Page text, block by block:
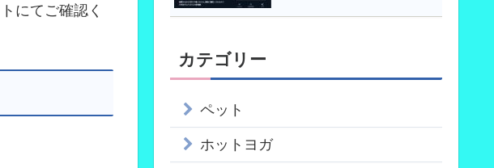
にてご確認く
カテゴリー
ペット
ホットヨガ